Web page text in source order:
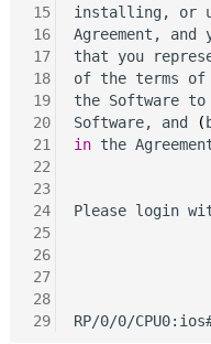
15
16
17
18
19
20
21
22
23
24
25
26
27
28
29
installing, or
Agreement,
that you
of the terms of
the Software to
Software, and
(
in the
Please login